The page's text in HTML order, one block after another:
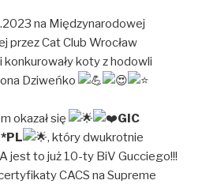
na Międzynarodowej
przez Cat Club Wrocław
koty z hodowli
Dziweńko
okazał się
GIC
, który dwukrotnie
jest to już 10-ty BiV Gucciego!!!
CACS na Supreme